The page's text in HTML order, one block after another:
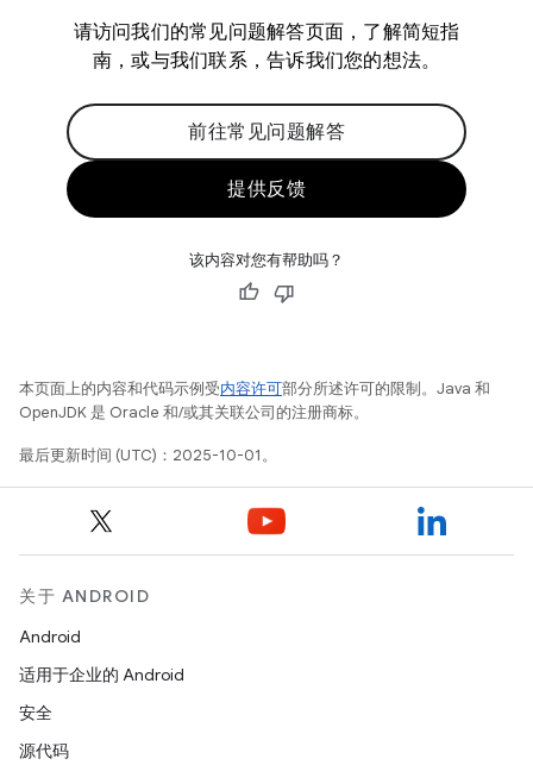
请访问我们的常见问题解答页面，了解简短指
南，或与我们联系，告诉我们您的想法。
前往常见问题解答
提供反馈
该内容对您有帮助吗？
本页面上的内容和代码示例受内容许可部分所述许可的限制。Java 和
OpenJDK 是 Oracle 和/或其关联公司的注册商标。
最后更新时间 (UTC)：2025-10-01。
关于 ANDROID
Android
适用于企业的 Android
安全
源代码